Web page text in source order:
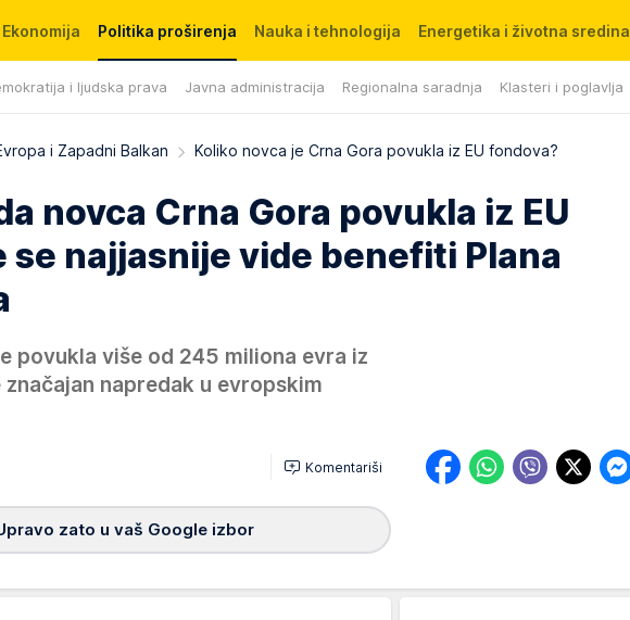
Ekonomija Politika proširenja
i ljudska prava Javna administracija Regionalna saradnja Klasteri i poglavlja
Nauka i tehnologija Energetika i životna sredina
i Zapadni Balkan Koliko novca je Crna Gora povukla iz EU fondova?
novca Crna Gora povukla iz EU
se najjasnije vide benefiti Plana
povukla više od 245 miliona evra iz
napredak u evropskim
Komentariši
zato u vaš Google izbor